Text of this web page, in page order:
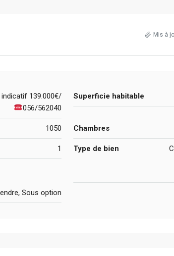
Mis à
indicatif139.000€/
056/562040
Superficie habitable
1050 Chambres
1 Type de bien
Sous option